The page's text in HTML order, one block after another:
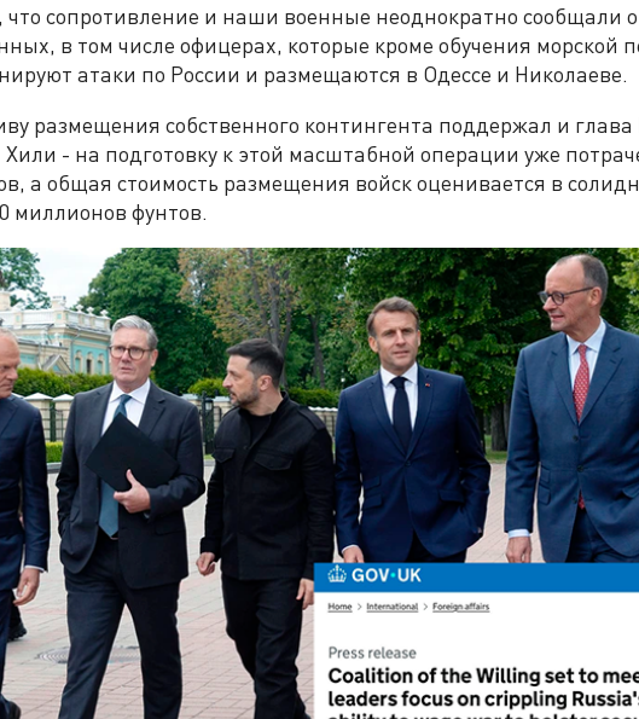
что сопротивление и наши военные неоднократно сообщали о
в том числе офицерах, которые кроме обучения морской
атаки по России и размещаются в Одессе и Николаеве.
размещения собственного контингента поддержал и
- на подготовку к этой масштабной операции уже
а общая стоимость размещения войск оценивается в
миллионов фунтов.